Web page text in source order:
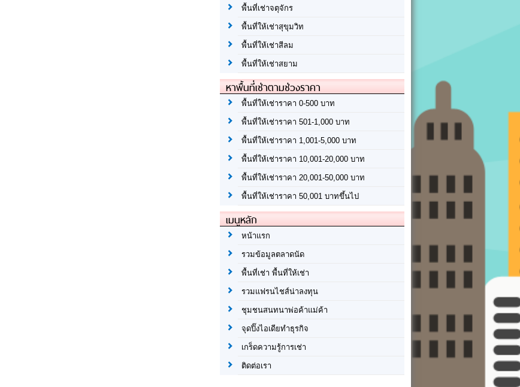
พื้นที่เช่าจตุจักร
พื้นที่ให้เช่าสุขุมวิท
พื้นที่ให้เช่าสีลม
พื้นที่ให้เช่าสยาม
หาพื้นที่เช่าตามช่วงราคา
พื้นที่ให้เช่าราคา 0-500 บาท
พื้นที่ให้เช่าราคา 501-1,000 บาท
พื้นที่ให้เช่าราคา 1,001-5,000 บาท
พื้นที่ให้เช่าราคา 10,001-20,000 บาท
พื้นที่ให้เช่าราคา 20,001-50,000 บาท
พื้นที่ให้เช่าราคา 50,001 บาทขึ้นไป
เมนูหลัก
หน้าแรก
รวมข้อมูลตลาดนัด
พื้นที่เช่า พื้นที่ให้เช่า
รวมแฟรนไชส์น่าลงทุน
ชุมชนสนทนาพ่อค้าแม่ค้า
จุดปิ๊งไอเดียทำธุรกิจ
เกร็ดความรู้การเช่า
ติดต่อเรา